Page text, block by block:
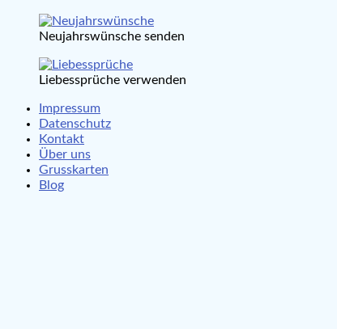
Neujahrswünsche senden
Liebessprüche verwenden
Impressum
Datenschutz
Kontakt
Über uns
Grusskarten
Blog